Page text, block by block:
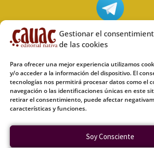
Gestionar el
de las cookies
Para ofrecer una mejor experiencia utilizamos
y/o acceder a la información del dispositivo. El
tecnologías nos permitirá procesar datos como el
navegación o las identificaciones únicas en este
retirar el consentimiento, puede afectar
características y funciones.
Soy Consciente
Síguenos en Telegram
Síguenos en Odysee
Política de privacidad